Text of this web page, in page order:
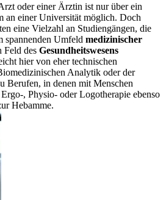
oder einer Ärztin ist nur über ein
an einer Universität möglich. Doch
eine Vielzahl an Studiengängen, die
spannenden Umfeld medizinischer
Feld des Gesundheitswesens
hier von eher technischen
Analytik oder der
Berufen, in denen mit Menschen
, Physio- oder Logotherapie ebenso
Hebamme.